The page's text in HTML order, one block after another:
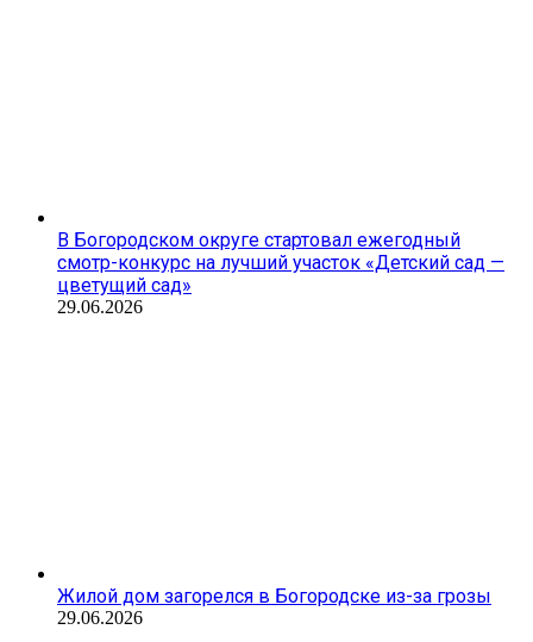
В Богородском округе стартовал ежегодный
смотр-конкурс на лучший участок «Детский сад —
цветущий сад»
29.06.2026
Жилой дом загорелся в Богородске из-за грозы
29.06.2026